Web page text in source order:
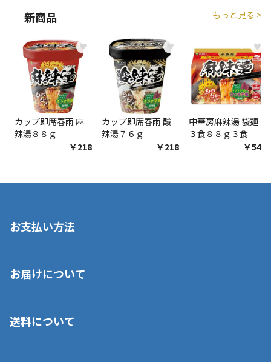
新商品 もっと見る >
♥
カップ即席春雨 麻
辣湯８８ｇ
￥218
♥
カップ即席春雨 酸
辣湯７６ｇ
￥218
♥
中華房麻辣湯 袋麺
３食８８ｇ３食
￥548
お支払い方法
いいただくことはできません。ご了承ください。
■代金引換(代引)※手数料がかかります
お届けについて
ご注文が確認出来次第、1～4営業日に発送いたします。「お取り
送料について